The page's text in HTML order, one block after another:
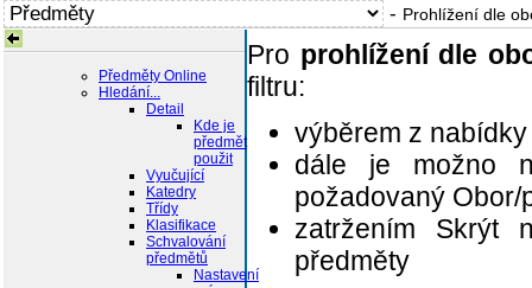
- Prohlížení dle
Předměty Online
Hledání...
Detail
Kde je
předmět
použit
Vyučující
Katedry
Třídy
Klasifikace
Schvalování
předmětů
Nastavení
Pro prohlížení dle
filtru:
výběrem z
dále je možno
požadovaný Obor/
zatržením Skrýt
předměty